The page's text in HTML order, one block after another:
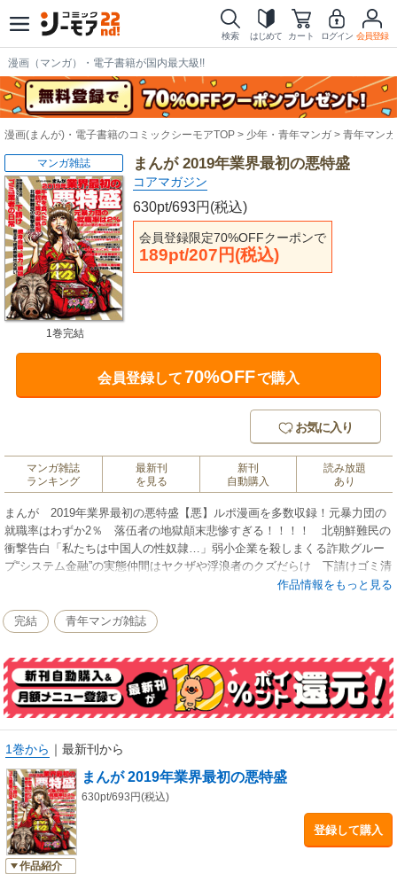
検索 はじめて カート ログイン 会員登録
漫画（マンガ）・電子書籍が国内最大級!!
漫画(まんが)・電子書籍のコミックシーモアTOP 少年・青年マンガ 青年マン
まんが 2019年業界最初の悪特盛
コアマガジン
630pt/693円(税込)
会員登録限定70%OFFクーポンで
189pt/207円(税込)
マンガ雑誌
1巻完結
会員登録して70%OFFで購入
お気に入り
マンガ雑誌
ランキング
最新刊
を見る
新刊
自動購入
読み放題
あり
まんが 2019年業界最初の悪特盛【悪】ルポ漫画を多数収録！元暴力団の
就職率はわずか2％ 落伍者の地獄顛末悲惨すぎる！！！！ 北朝鮮難民の
衝撃告白「私たちは中国人の性奴隷…」弱小企業を殺しまくる詐欺グルー
プ“システム金融”の実態仲間はヤクザや浮浪者のクズだらけ 下請けゴミ清
掃員の日常人身売買の温床と化した離島のいま「日本最後の桃源郷」ル
俗嬢“予約枠”転売ビジネスと詐欺商法の全て焼身自殺、暴力、横領…最大手
「経済新聞社」の呪い強姦、窃盗やり放題の「代行タクシー」ヤバすぎる
（こちらは電子配信用に再編集した商品です。表紙の記載と一部内容がこ
となる場合がございます。他のコアコミックスシリーズと収録作品が重複
する場合があります。また、アンケート・プレゼント等の応募は受け付け
作品情報をもっと見る
完結 青年マンガ雑誌
1巻から ｜ 最新刊から
作品紹介
まんが 2019年業界最初の悪特盛
630pt/693円(税込)
登録して購入